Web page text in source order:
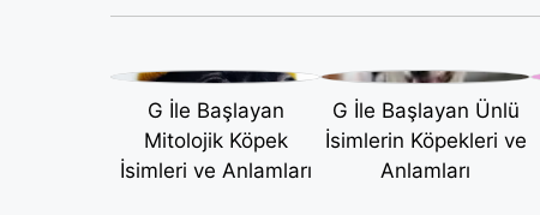
G İle Başlayan
Mitolojik Köpek
İsimleri ve Anlamları
G İle Başlayan Ünlü
İsimlerin Köpekleri ve
Anlamları